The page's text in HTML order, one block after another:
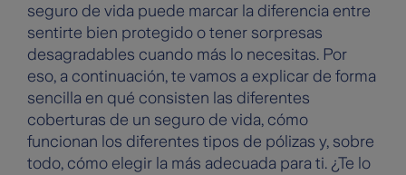
seguro de vida puede marcar la diferencia entre
sentirte bien protegido o tener sorpresas
desagradables cuando más lo necesitas. Por
eso, a continuación, te vamos a explicar de forma
sencilla en qué consisten las diferentes
coberturas de un seguro de vida, cómo
funcionan los diferentes tipos de pólizas y, sobre
todo, cómo elegir la más adecuada para ti. ¿Te lo